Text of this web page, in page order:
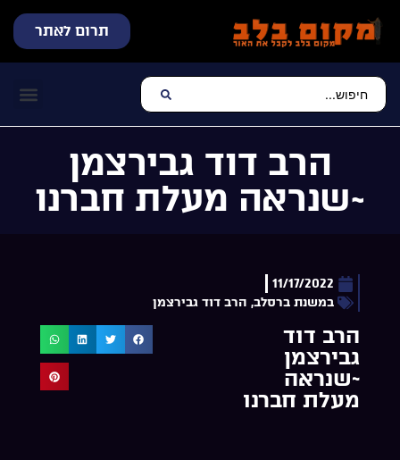
תרום לאתר
הרב דוד גבירצמן
~שנראה מעלת חברנו
11/17/2022
במשנת ברסלב, הרב דוד גבירצמן
הרב דוד
גבירצמן
~שנראה
מעלת חברנו